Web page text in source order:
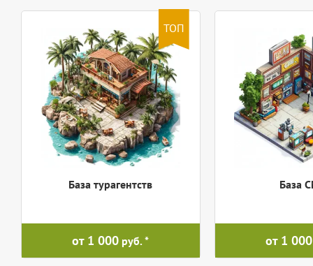
ТОП
База турагентств
от 1 000 руб.
База
от 1 000